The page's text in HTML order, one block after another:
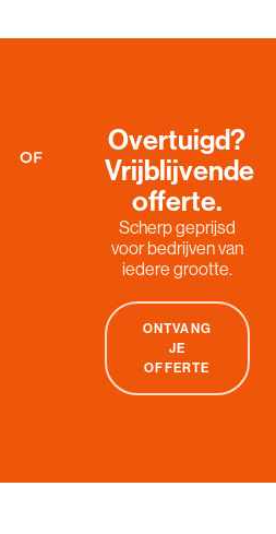
OF
Overtuigd?
Vrijblijvende
offerte.
Scherp geprijsd
voor bedrijven van
iedere grootte.
ONTVANG
JE
OFFERTE